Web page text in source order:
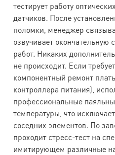
тестирует работу
датчиков. После
поломки, менеджер
озвучивает окончательную
работ. Никаких
не происходит. Если
компонентный ремонт
контроллера питания),
профессиональные
температуры, что
соседних элементов. По
проходит стресс-тест на
имитирующем различные